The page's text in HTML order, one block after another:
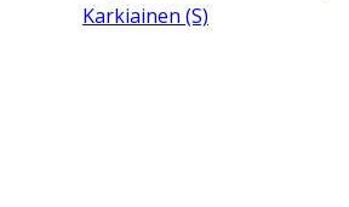
Karkiainen (S)